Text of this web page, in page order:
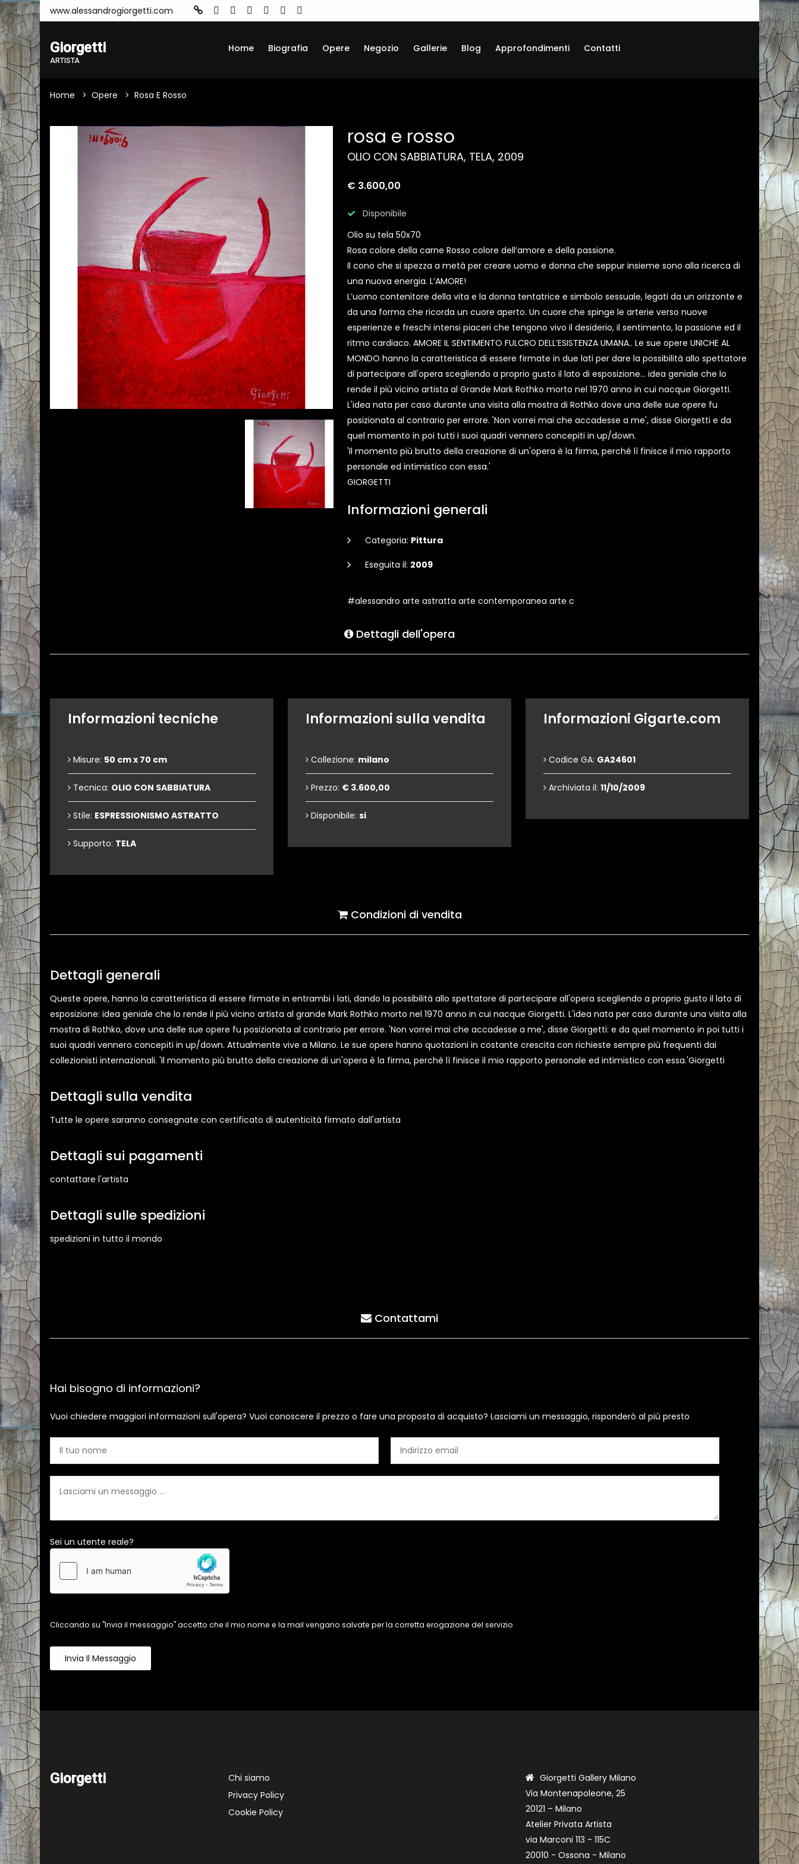
www.alessandrogiorgetti.com
Giorgetti
ARTISTA
Home Biografia Opere Negozio Gallerie Blog Approfondimenti Contatti
Home Opere Rosa E Rosso
rosa e rosso
OLIO CON SABBIATURA, TELA, 2009
€ 3.600,00
Disponibile
Olio su tela 50x70
Rosa colore della carne Rosso colore dell’amore e della passione.
Il cono che si spezza a metà per creare uomo e donna che seppur insieme sono alla ricerca di
una nuova energia. L’AMORE!
L’uomo contenitore della vita e la donna tentatrice e simbolo sessuale, legati da un orizzonte e
da una forma che ricorda un cuore aperto. Un cuore che spinge le arterie verso nuove
esperienze e freschi intensi piaceri che tengono vivo il desiderio, il sentimento, la passione ed il
ritmo cardiaco. AMORE IL SENTIMENTO FULCRO DELL’ESISTENZA UMANA.. Le sue opere UNICHE AL
MONDO hanno la caratteristica di essere firmate in due lati per dare la possibilità allo spettatore
di partecipare all'opera scegliendo a proprio gusto il lato di esposizione... idea geniale che lo
rende il più vicino artista al Grande Mark Rothko morto nel 1970 anno in cui nacque Giorgetti.
L'idea nata per caso durante una visita alla mostra di Rothko dove una delle sue opere fu
posizionata al contrario per errore. 'Non vorrei mai che accadesse a me', disse Giorgetti e da
quel momento in poi tutti i suoi quadri vennero concepiti in up/down.
'Il momento più brutto della creazione di un'opera è la firma, perché lì finisce il mio rapporto
personale ed intimistico con essa.'
GIORGETTI
Informazioni generali
Categoria: Pittura
Eseguita il: 2009
#alessandro arte astratta arte contemporanea arte c
Dettagli dell'opera
Informazioni tecniche
Misure: 50 cm x 70 cm
Tecnica: OLIO CON SABBIATURA
Stile: ESPRESSIONISMO ASTRATTO
Supporto: TELA
Informazioni sulla vendita
Collezione: milano
Prezzo: € 3.600,00
Disponibile: si
Informazioni Gigarte.com
Codice GA: GA24601
Archiviata il: 11/10/2009
Condizioni di vendita
Dettagli generali
Queste opere, hanno la caratteristica di essere firmate in entrambi i lati, dando la possibilità allo spettatore di partecipare all'opera scegliendo a proprio gusto il lato di
esposizione: idea geniale che lo rende il più vicino artista al grande Mark Rothko morto nel 1970 anno in cui nacque Giorgetti. L'idea nata per caso durante una visita alla
mostra di Rothko, dove una delle sue opere fu posizionata al contrario per errore. 'Non vorrei mai che accadesse a me', disse Giorgetti: e da quel momento in poi tutti i
suoi quadri vennero concepiti in up/down. Attualmente vive a Milano. Le sue opere hanno quotazioni in costante crescita con richieste sempre più frequenti dai
collezionisti internazionali. 'Il momento più brutto della creazione di un'opera è la firma, perché lì finisce il mio rapporto personale ed intimistico con essa.'Giorgetti
Dettagli sulla vendita
Tutte le opere saranno consegnate con certificato di autenticità firmato dall'artista
Dettagli sui pagamenti
contattare l'artista
Dettagli sulle spedizioni
spedizioni in tutto il mondo
Contattami
Hai bisogno di informazioni?
Vuoi chiedere maggiori informazioni sull'opera? Vuoi conoscere il prezzo o fare una proposta di acquisto? Lasciami un messaggio, risponderò al più presto
Sei un utente reale?
Cliccando su "Invia il messaggio" accetto che il mio nome e la mail vengano salvate per la corretta erogazione del servizio
Invia Il Messaggio
Giorgetti
Chi siamo
Privacy Policy
Cookie Policy
Giorgetti Gallery Milano
Via Montenapoleone, 25
20121 – Milano
Atelier Privata Artista
via Marconi 113 - 115C
20010 - Ossona - Milano